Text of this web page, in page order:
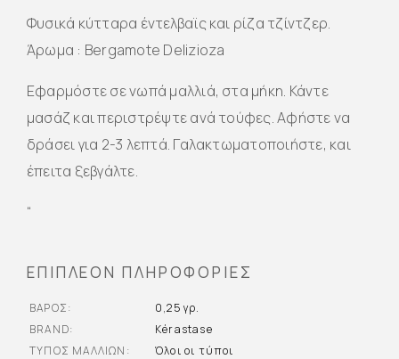
Φυσικά κύτταρα έντελβαϊς και ρίζα τζίντζερ.
Άρωμα : Bergamote Delizioza
Εφαρμόστε σε νωπά μαλλιά, στα μήκη. Κάντε
μασάζ και περιστρέψτε ανά τούφες. Αφήστε να
δράσει για 2-3 λεπτά. Γαλακτωματοποιήστε, και
έπειτα ξεβγάλτε.
“
ΕΠΙΠΛΈΟΝ ΠΛΗΡΟΦΟΡΊΕΣ
ΒΆΡΟΣ
0,25 γρ.
BRAND
Kérastase
ΤΎΠΟΣ ΜΑΛΛΙΏΝ
Όλοι οι τύποι